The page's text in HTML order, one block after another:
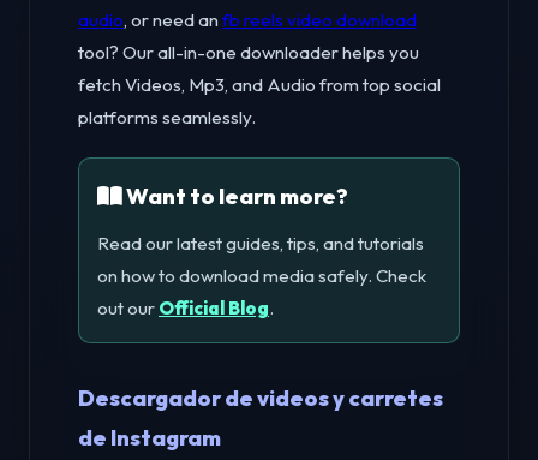
audio, or need an fb reels video download
tool? Our all-in-one downloader helps you
fetch Videos, Mp3, and Audio from top social
platforms seamlessly.
Want to learn more?
Read our latest guides, tips, and tutorials
on how to download media safely. Check
out our Official Blog.
Descargador de videos y carretes
de Instagram